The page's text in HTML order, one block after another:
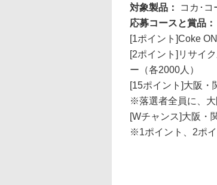
対象製品：
コカ･コ
応募コースと賞品：
[1ポイント]Coke
[2ポイント]リサイ
ー（各2000人）
[15ポイント]大阪・
※落選者全員に、
[Wチャンス]大阪・
※1ポイント、2ポ